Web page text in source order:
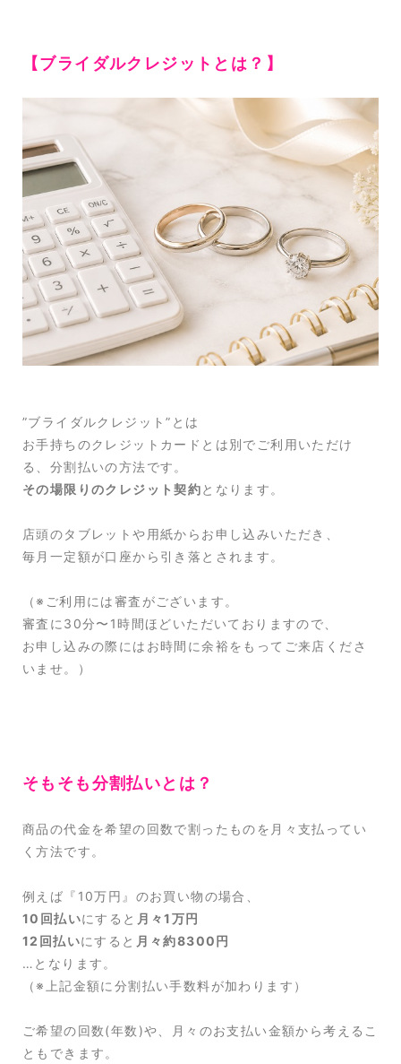
【ブライダルクレジットとは？】
”ブライダルクレジット”とは
お手持ちのクレジットカードとは別でご利用いただけ
る、分割払いの方法です。
その場限りのクレジット契約となります。
店頭のタブレットや用紙からお申し込みいただき、
毎月一定額が口座から引き落とされます。
（※ご利用には審査がございます。
審査に30分〜1時間ほどいただいておりますので、
お申し込みの際にはお時間に余裕をもってご来店くださ
いませ。）
そもそも分割払いとは？
商品の代金を希望の回数で割ったものを月々支払ってい
く方法です。
例えば『10万円』のお買い物の場合、
10回払いにすると 月々1万円
12回払いにすると 月々約8300円
…となります。
（※上記金額に分割払い手数料が加わります）
ご希望の回数(年数)や、月々のお支払い金額から考えるこ
ともできます。